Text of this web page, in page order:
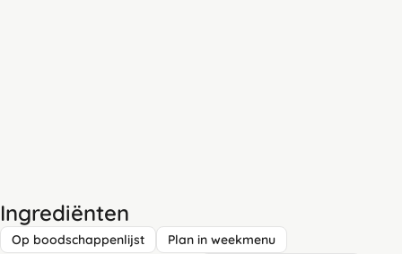
Ingrediënten
Op boodschappenlijst Plan in weekmenu